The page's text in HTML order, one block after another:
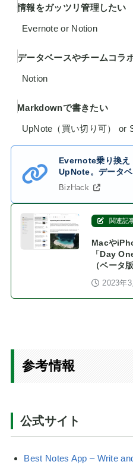
情報をガッツリ管理したい
Evernote or Notion
データベースやチームコラ
Notion
Markdownで書きたい
UpNote（買い切り可） or
Evernote乗り換え
UpNote。データ
BizHack
関連記
Macや
「Day
（ベータ版
2023年
参考情報
公式サイト
Best Notes App – Write